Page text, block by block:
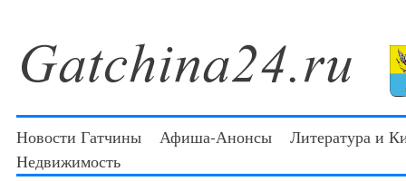
Новости Гатчины Афиша-Анонсы
Литература и
Недвижимость